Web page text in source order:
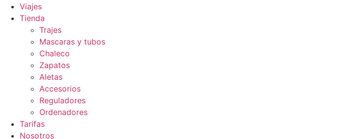
Viajes
Tienda
Trajes
Mascaras y tubos
Chaleco
Zapatos
Aletas
Accesorios
Reguladores
Ordenadores
Tarifas
Nosotros